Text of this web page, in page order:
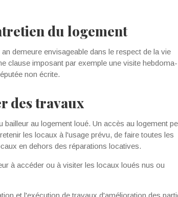
du logement
demeure envisageable dans le respect de la vie
clause imposant par exemple une visite hebdoma­
non écrite.
des travaux
au logement loué. Un accès au logement
les locaux à l'usage prévu, de faire toutes les
en dehors des réparations locatives.
à accéder ou à visiter les locaux loués nus ou
et l'exécution de travaux d'amélioration des